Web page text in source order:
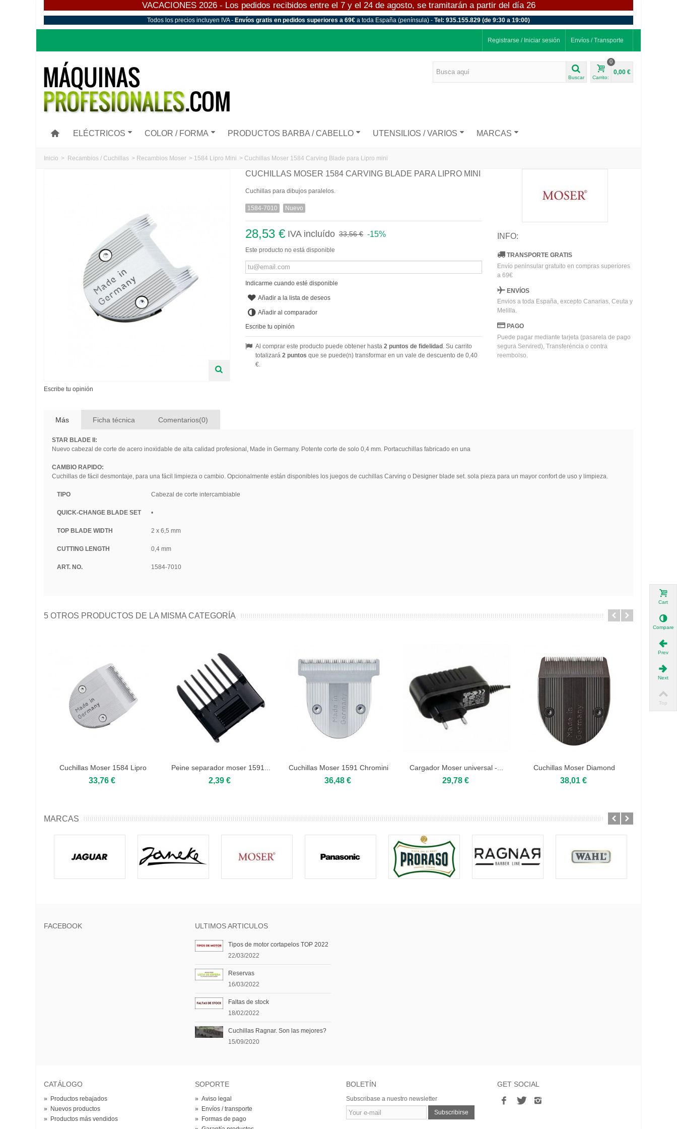
VACACIONES 2026 - Los pedidos recibidos entre el 7 y el 24 de agosto, se tramitarán a partir del día 26
Todos los precios incluyen IVA - Envíos gratis en pedidos superiores a 69€ a toda España (península) - Tel: 935.155.829 (de 9:30 a 19:00)
Envíos / Transporte
Registrarse / Iniciar sesión
Buscar Carrito:
0
0,00 €
ELÉCTRICOS COLOR / FORMA PRODUCTOS BARBA / CABELLO UTENSILIOS / VARIOS MARCAS
Inicio > Recambios / Cuchillas > Recambios Moser > 1584 Lipro Mini > Cuchillas Moser 1584 Carving Blade para Lipro mini
Escribe tu opinión
CUCHILLAS MOSER 1584 CARVING BLADE PARA LIPRO MINI
Cuchillas para dibujos paralelos.
1584-7010 Nuevo
28,53 € IVA incluído 33,56 € -15%
Este producto no está disponible
Indicarme cuando esté disponible
Añadir a la lista de deseos
Añadir al comparador
Escribe tu opinión
Al comprar este producto puede obtener hasta 2 puntos de fidelidad. Su carrito
totalizará 2 puntos que se puede(n) transformar en un vale de descuento de 0,40
€.
INFO:
TRANSPORTE GRATIS
Envío peninsular gratuito en compras superiores
a 69€
ENVÍOS
Envios a toda España, excepto Canarias, Ceuta y
Melilla.
PAGO
Puede pagar mediante tarjeta (pasarela de pago
segura Servired), Transferéncia o contra
reembolso.
Más Ficha técnica Comentarios(0)
STAR BLADE II:
Nuevo cabezal de corte de acero inoxidable de alta calidad profesional, Made in Germany. Potente corte de solo 0,4 mm. Portacuchillas fabricado en una
CAMBIO RAPIDO:
Cuchillas de fácil desmontaje, para una fácil limpieza o cambio. Opcionalmente están disponibles los juegos de cuchillas Carving o Designer blade set. sola pieza para un mayor confort de uso y limpieza.
TIPO Cabezal de corte intercambiable
QUICK-CHANGE BLADE SET •
TOP BLADE WIDTH 2 x 6,5 mm
CUTTING LENGTH 0,4 mm
ART. NO. 1584-7010
5 OTROS PRODUCTOS DE LA MISMA CATEGORÍA
Cuchillas Moser 1584 Lipro
mini
33,76 €
Peine separador moser 1591...
2,39 €
Cuchillas Moser 1591 Chromini
T-Cut
36,48 €
Cargador Moser universal -...
29,78 €
Cuchillas Moser Diamond
Blade...
38,01 €
MARCAS
FACEBOOK ULTIMOS ARTICULOS
Tipos de motor cortapelos TOP 2022
22/03/2022
Reservas
16/03/2022
Faltas de stock
18/02/2022
Cuchillas Ragnar. Son las mejores?
15/09/2020
CATÁLOGO
»
Productos rebajados
»
Nuevos productos
»
Productos más vendidos
SOPORTE
» Aviso legal
»
Envíos / transporte
»
Formas de pago
BOLETÍN
Subscribase a nuestro newsletter
Subscribirse
GET SOCIAL
Cart
Compare
Prev
Next
Top